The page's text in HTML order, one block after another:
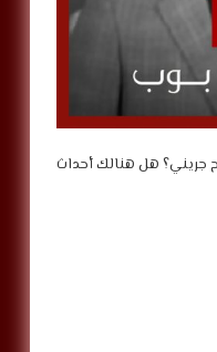
جريني؟ هل هنالك أحداث